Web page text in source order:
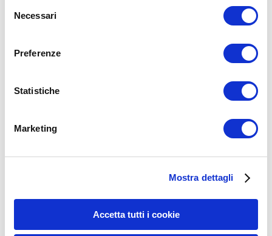
delNecessari
Preferenze
Statistiche
Marketing
Mostra dettagli
Accetta tutti i cookie
Facebook
Allenamento
forza trazioni
Email*